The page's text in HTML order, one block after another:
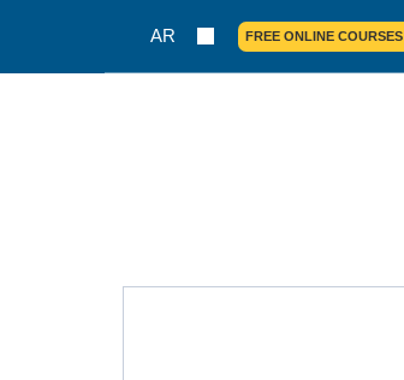
FREE ONLINE COURSES
AR